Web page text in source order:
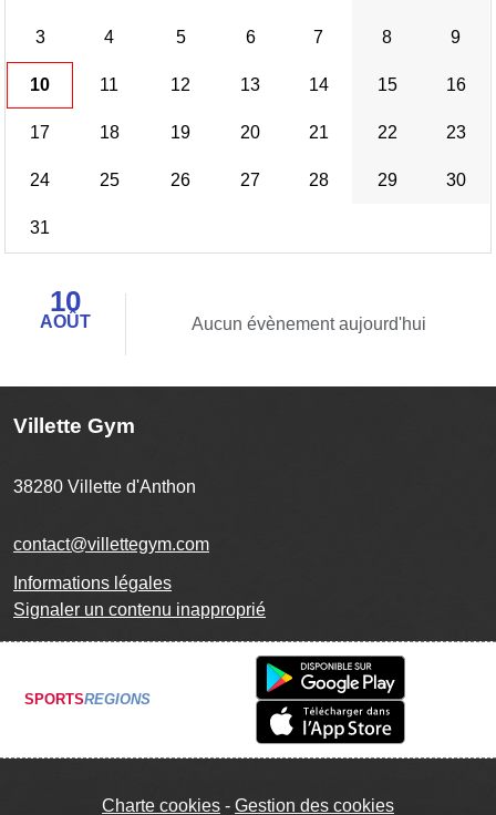
3 4 5 6 7 8 9
10 11 12 13 14 15 16
17 18 19 20 21 22 23
24 25 26 27 28 29 30
31
10
AOÛT Aucun évènement aujourd'hui
Villette Gym
38280 Villette d'Anthon
contact@villettegym.com
Informations légales
Signaler un contenu inapproprié
SPORTSREGIONS
Charte cookies Gestion des cookies